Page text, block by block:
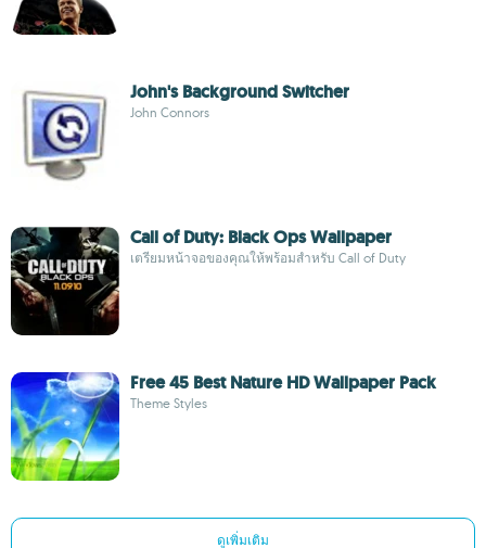
John's Background Switcher
John Connors
Call of Duty: Black Ops Wallpaper
เตรียมหน้าจอของคุณให้พร้อมสำหรับ Call of Duty
Free 45 Best Nature HD Wallpaper Pack
Theme Styles
ดูเพิ่มเติม